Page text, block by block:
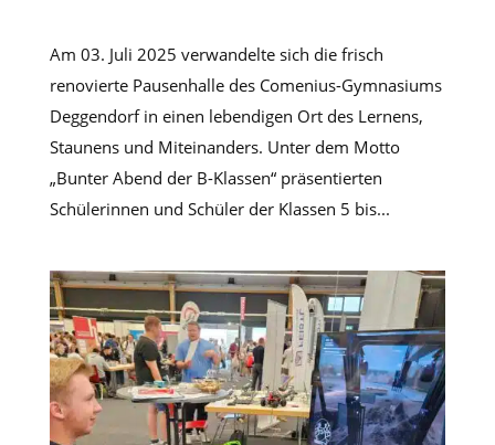
Am 03. Juli 2025 verwandelte sich die frisch
renovierte Pausenhalle des Comenius-Gymnasiums
Deggendorf in einen lebendigen Ort des Lernens,
Staunens und Miteinanders. Unter dem Motto
„Bunter Abend der B-Klassen“ präsentierten
Schülerinnen und Schüler der Klassen 5 bis...